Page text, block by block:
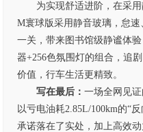
为实现舒适进阶，在采
M寰球版采用静音玻璃，怠
一关，带来图书馆级静谧体
器+256色氛围灯的组合，追
价值，行车生活更精致。
写在最后：一场全网见
以亏电油耗2.85L/100km的“
承诺落在了实处，加上高效